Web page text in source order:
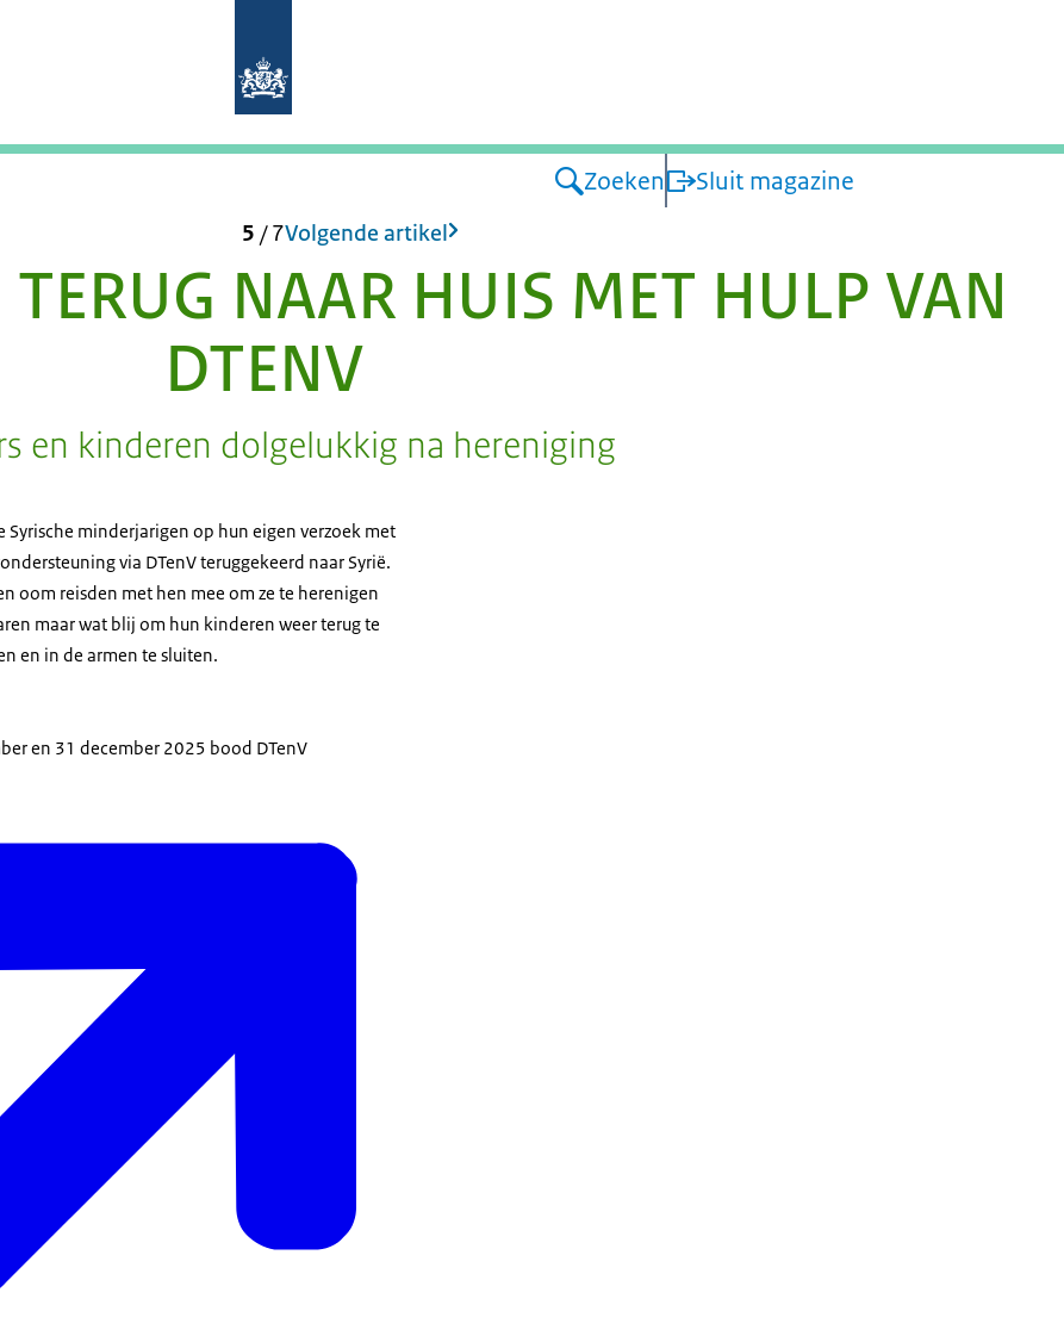
Zoeken Sluit magazine
5 /7Volgende artikel
NAAR HUIS MET HULP VAN
DTENV
en kinderen dolgelukkig na hereniging
Syrische minderjarigen op hun eigen verzoek met
via DTenV teruggekeerd naar Syrië.
oom reisden met hen mee om ze te herenigen
maar wat blij om hun kinderen weer terug te
en in de armen te sluiten.
en 31 december 2025 bood DTenV